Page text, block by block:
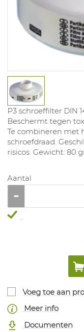
P3 schroeffilter DIN
Beschermt tegen
Te combineren met
schroefdraad.
risicos. Gewicht: 80
Aantal
...
Voeg toe aan
Meer info
Documenten